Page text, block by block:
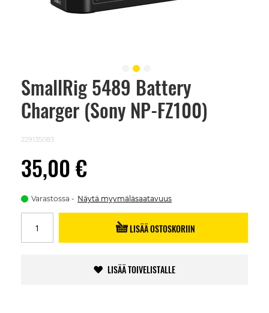
SmallRig 5489 Battery
Charger (Sony NP-FZ100)
229135083
35,00 €
Varastossa Näytä myymäläsaatavuus
LISÄÄ OSTOSKORIIN
LISÄÄ TOIVELISTALLE
Skip
beginning
images